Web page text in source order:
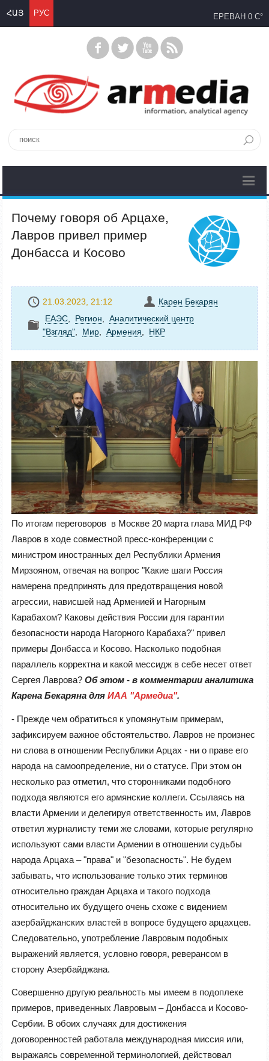
ՀԱՅ РУС ЕРЕВАН 0 C°
Почему говоря об Арцахе,
Лавров привел пример
Донбасса и Косово
21.03.2023, 21:12
Карен Бекарян
ЕАЭС
Регион
Аналитический центр
"Взгляд"
Mир Армения НКР
По итогам переговоров в Москве 20 марта глава МИД РФ
Лавров в ходе совместной пресс-конференции с
министром иностранных дел Республики Армения
Мирзояном, отвечая на вопрос "Какие шаги Россия
намерена предпринять для предотвращения новой
агрессии, нависшей над Арменией и Нагорным
Карабахом? Каковы действия России для гарантии
безопасности народа Нагорного Карабаха?" привел
примеры Донбасса и Косово. Насколько подобная
параллель корректна и какой мессидж в себе несет ответ
Сергея Лаврова? Об этом - в комментарии аналитика
Карена Бекаряна для ИАА "Армедиа".
- Прежде чем обратиться к упомянутым примерам,
зафиксируем важное обстоятельство. Лавров не произнес
ни слова в отношении Республики Арцах - ни о праве его
народа на самоопределение, ни о статусе. При этом он
несколько раз отметил, что сторонниками подобного
подхода являются его армянские коллеги. Ссылаясь на
власти Армении и делегируя ответственность им, Лавров
ответил журналисту теми же словами, которые регулярно
используют сами власти Армении в отношении судьбы
народа Арцаха –"права" и "безопасность". Не будем
забывать, что использование только этих терминов
относительно граждан Арцаха и такого подхода
относительно их будущего очень схоже с видением
азербайджанских властей в вопросе будущего арцахцев.
Следовательно, употребление Лавровым подобных
выражений является, условно говоря, реверансом в
сторону Азербайджана.
Совершенно другую реальность мы имеем в подоплеке
примеров, приведенных Лавровым – Донбасса и Косово-
Сербии. В обоих случаях для достижения
договоренностей работала международная миссия или,
выражаясь современной терминологией, действовал